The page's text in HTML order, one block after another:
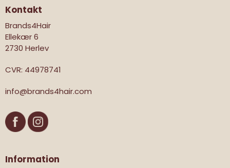
Kontakt
Brands4Hair
Ellekær 6
2730 Herlev
CVR: 44978741
info@brands4hair.com
Information